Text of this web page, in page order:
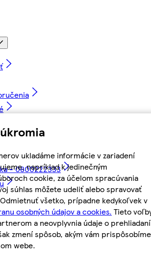
ukladáme informácie v zariadení
napríklad k jedinečným
cookie, za účelom spracúvania
súhlas môžete udeliť alebo spravovať
všetko, prípadne kedykoľvek v
osobných údajov a cookies. Tieto
a neovplyvnia údaje o
zmení spôsob, akým vám prispôsobíme
webe.
- 0800222333